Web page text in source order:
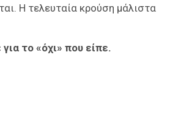
Η τελευταία κρούση μάλιστα
το «όχι» που είπε.